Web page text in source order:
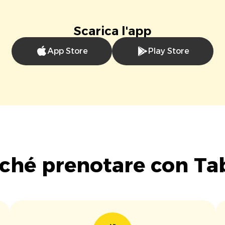
Scarica l'app
App Store Play Store
prenotare con